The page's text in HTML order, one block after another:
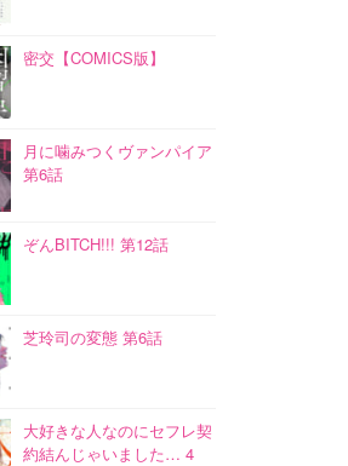
密交【COMICS版】
月に噛みつくヴァンパイア
第6話
ぞんBITCH!!! 第12話
芝玲司の変態 第6話
大好きな人なのにセフレ契
約結んじゃいました… 4